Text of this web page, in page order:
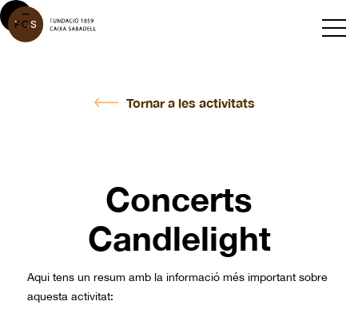
Tornar a les activitats
Concerts
Candlelight
Aqui tens un resum amb la informació més important sobre
aquesta activitat: